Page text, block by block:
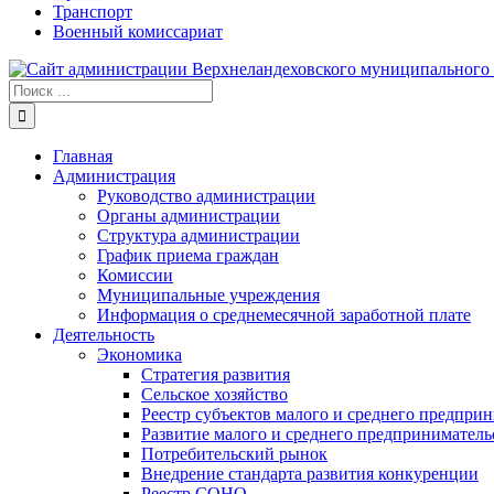
Транспорт
Военный комиссариат
Результат
поиска:
Главная
Администрация
Руководство администрации
Органы администрации
Структура администрации
График приема граждан
Комиссии
Муниципальные учреждения
Информация о среднемесячной заработной плате
Деятельность
Экономика
Стратегия развития
Сельское хозяйство
Реестр субъектов малого и среднего
Развитие малого и среднего
Потребительский рынок
Внедрение стандарта развития конкуренции